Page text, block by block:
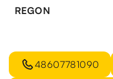
REGON
48607781090